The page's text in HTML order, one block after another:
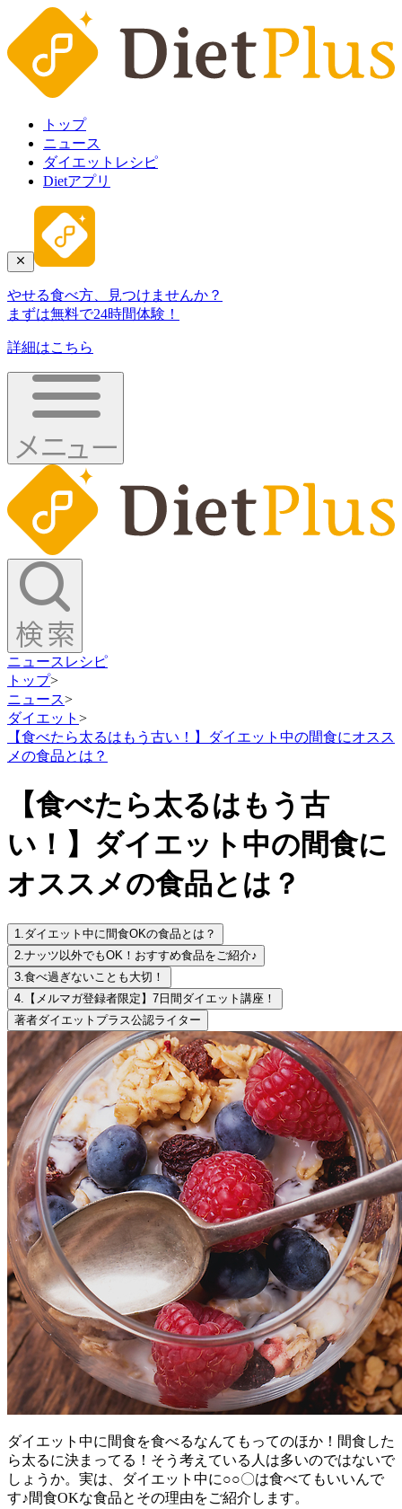
トップ
ニュース
ダイエットレシピ
Dietアプリ
やせる食べ方、見つけませんか？
まずは無料で24時間体験！
詳細はこちら
ニュース レシピ
トップ>
ニュース>
ダイエット >
【食べたら太るはもう古い！】ダイエット中の間食にオスス
メの食品とは？
【食べたら太るはもう古
い！】ダイエット中の間食に
オススメの食品とは？
1.ダイエット中に間食OKの食品とは？
2.ナッツ以外でもOK！おすすめ食品をご紹介♪
3.食べ過ぎないことも大切！
4. 【メルマガ登録者限定】7日間ダイエット講座！
著者ダイエットプラス公認ライター
ダイエット中に間食を食べるなんてもってのほか！間食した
ら太るに決まってる！そう考えている人は多いのではないで
しょうか。実は、ダイエット中に○○〇は食べてもいいんで
す♪間食OKな食品とその理由をご紹介します。